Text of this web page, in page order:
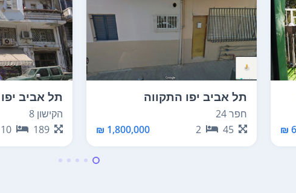
תל אביב יפו התקווה
חפר 24
45
2
1,800,000 ₪
תל אביב יפו
הקישון 8
189
10